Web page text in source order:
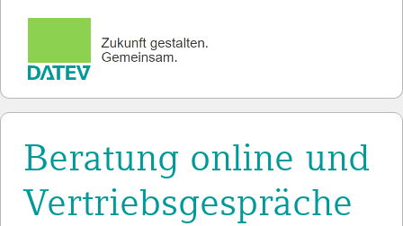
Beratung online und
Vertriebsgespräche